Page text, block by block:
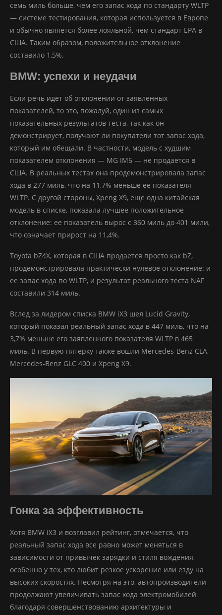
семь миль больше, чем его запас хода по стандарту WLTP
— системе тестирования, которая используется в Европе
и обычно является более лояльной, чем стандарт EPA в
США. Таким образом, положительное отклонение
составило 1,5%.
BMW: успехи и неудачи
Если речь идет об отклонении от заявленных
показателей, то это, пожалуй, один из самых
показательных результатов теста, так как он
демонстрирует, получают ли покупатели тот запас хода,
который им обещали. В частности, модель с худшим
показателем отклонения — MG IM6 — не продается в
США. В реальных тестах она продемонстрировала запас
хода в 277 миль, что на 11,7% меньше ее показателя
WLTP. С другой стороны, Xpeng X9, еще одна китайская
модель в списке, показала лучшее положительное
отклонение: ее показатель вырос с 360 миль до 401 мили,
что означает прирост на 11,4%.
Toyota bZ4X, которая в США продается просто как bZ,
продемонстрировала практически нулевое отклонение: и
ее запас хода по WLTP, и результат реального теста NAF
составили 314 миль.
Вслед за лидером списка BMW iX3 шел Lucid Gravity,
который показал реальный запас хода в 447 миль, что на
3,7% меньше его заявленного показателя WLTP в 465
миль. В первую пятерку также вошли Mercedes-Benz CLA,
Mercedes-Benz GLC 400 и Xpeng X9.
Гонка за эффективность
Хотя BMW iX3 и возглавил рейтинг, отмечается, что
реальный запас хода все равно может меняться в
зависимости от привычек зарядки и стиля вождения,
особенно у тех, кто любит резкое ускорение или езду на
высоких скоростях. Несмотря на это, автопроизводители
продолжают увеличивать запас хода электромобилей
благодаря совершенствованию архитектуры и